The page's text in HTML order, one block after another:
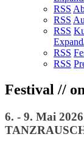
RSS
RSS
RSS
RSS
RSS
Festival //
6. - 9. Mai